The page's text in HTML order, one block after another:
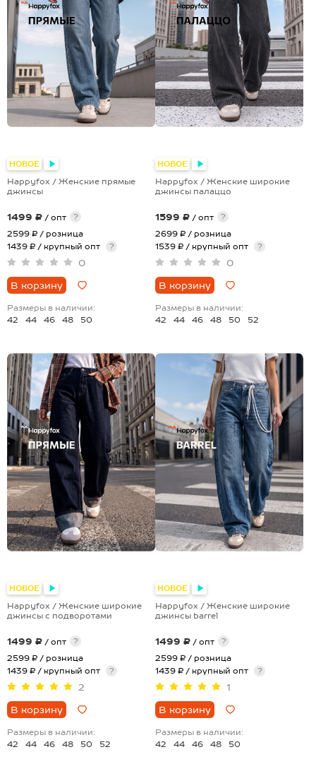
НОВОЕ
Happyfox / Женские прямые
джинсы
1499 ₽ / опт
?
2599 ₽ / розница
1439 ₽ / крупный опт
?
0
В корзину
Размеры в наличии:
42
44 46 48 50
НОВОЕ
Happyfox / Женские широкие
джинсы палаццо
1599 ₽ / опт
?
2699 ₽ / розница
1539 ₽ / крупный опт
?
0
В корзину
Размеры в наличии:
42
44 46 48 50 52
НОВОЕ
Happyfox / Женские широкие
джинсы с подворотами
1499 ₽ / опт
?
2599 ₽ / розница
1439 ₽ / крупный опт
?
2
В корзину
Размеры в наличии:
42
44 46 48 50 52
НОВОЕ
Happyfox / Женские широкие
джинсы barrel
1499 ₽ / опт
?
2599 ₽ / розница
1439 ₽ / крупный опт
?
1
В корзину
Размеры в наличии:
42
44 46 48 50